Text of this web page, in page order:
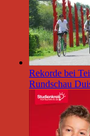
Rekorde bei
Rundschau